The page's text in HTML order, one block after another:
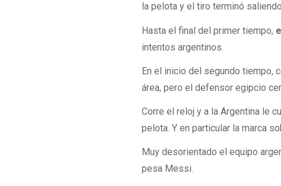
la pelota y el tiro terminó
Hasta el final del primer tiempo,
intentos argentinos.
En el inicio del segundo tiempo,
área, pero el defensor egipcio
Corre el reloj y a la Argentina le
pelota. Y en particular la marca
Muy desorientado el equipo
pesa Messi.